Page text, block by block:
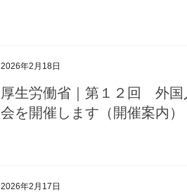
2026年2月18日
厚生労働省｜第１２回 外国
会を開催します（開催案内）
2026年2月17日